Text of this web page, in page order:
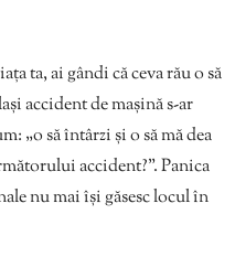
ta, ai gândi că ceva rău o să
accident de mașină s-ar
„o să întârzi și o să mă dea
accident?”. Panica
nu mai își găsesc locul în